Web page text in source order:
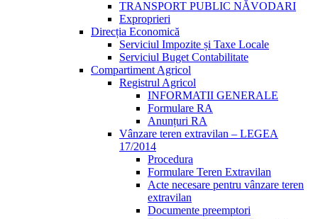
TRANSPORT PUBLIC NĂVODARI
Exproprieri
Direcția Economică
Serviciul Impozite și Taxe Locale
Serviciul Buget Contabilitate
Compartiment Agricol
Registrul Agricol
INFORMATII GENERALE
Formulare RA
Anunțuri RA
Vânzare teren extravilan – LEGEA
17/2014
Procedura
Formulare Teren Extravilan
Acte necesare pentru vânzare teren
extravilan
Documente preemptori